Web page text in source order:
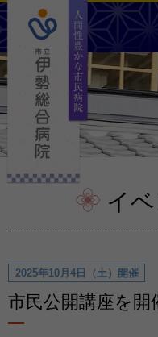
イ
2025年10月4日（土）開催
市民公開講座を開